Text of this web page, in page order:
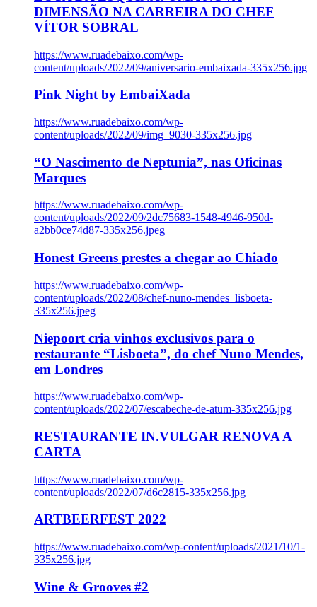
DIMENSÃO NA CARREIRA DO CHEF
VÍTOR SOBRAL
https://www.ruadebaixo.com/wp-
content/uploads/2022/09/aniversario-embaixada-335x256.jpg
Pink Night by EmbaiXada
https://www.ruadebaixo.com/wp-
content/uploads/2022/09/img_9030-335x256.jpg
“O Nascimento de Neptunia”, nas Oficinas
Marques
https://www.ruadebaixo.com/wp-
content/uploads/2022/09/2dc75683-1548-4946-950d-
a2bb0ce74d87-335x256.jpeg
Honest Greens prestes a chegar ao Chiado
https://www.ruadebaixo.com/wp-
content/uploads/2022/08/chef-nuno-mendes_lisboeta-
335x256.jpeg
Niepoort cria vinhos exclusivos para o
restaurante “Lisboeta”, do chef Nuno Mendes,
em Londres
https://www.ruadebaixo.com/wp-
content/uploads/2022/07/escabeche-de-atum-335x256.jpg
RESTAURANTE IN.VULGAR RENOVA A
CARTA
https://www.ruadebaixo.com/wp-
content/uploads/2022/07/d6c2815-335x256.jpg
ARTBEERFEST 2022
https://www.ruadebaixo.com/wp-content/uploads/2021/10/1-
335x256.jpg
Wine & Grooves #2